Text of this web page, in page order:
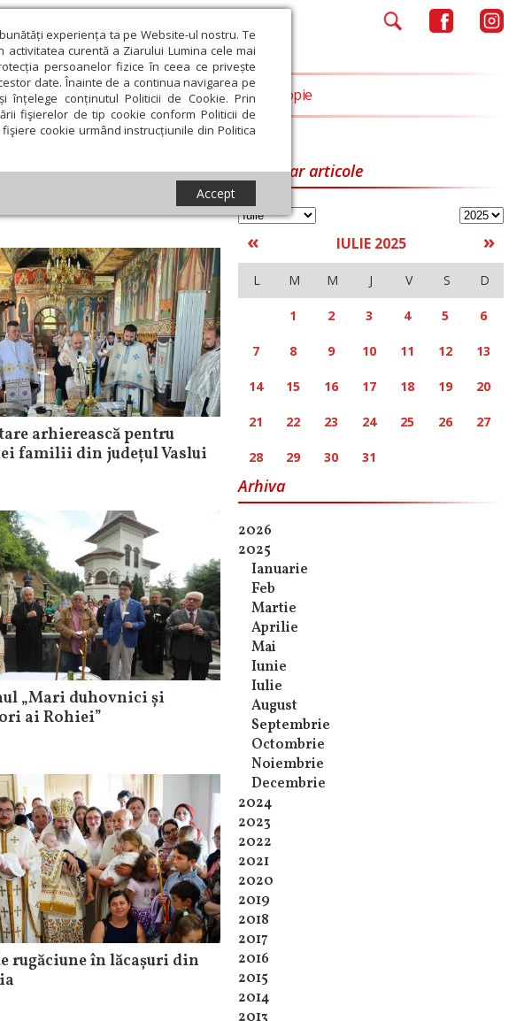
experiența ta pe Website-ul nostru. Te
curentă a Ziarului Lumina cele mai
persoanelor fizice în ceea ce privește
date. Înainte de a continua navigarea pe
conținutul Politicii de Cookie. Prin
fişierelor de tip cookie conform Politicii de
cookie urmând instrucțiunile din Politica
Accept
Societate Opinii Filantropie
3
arhierească pentru
familii din județul Vaslui
„Mari duhovnici și
ai Rohiei”
rugăciune în lăcașuri din
Calendar articole
« »
IULIE 2025
L M M J V S D
1 2 3 4 5 6
7 8 9 10 11 12 13
14 15 16 17 18 19 20
21 22 23 24 25 26 27
28 29 30 31
Arhiva
2026
2025
Ianuarie
Feb
Martie
Aprilie
Mai
Iunie
Iulie
August
Septembrie
Octombrie
Noiembrie
Decembrie
2024
2023
2022
2021
2020
2019
2018
2017
2016
2015
2014